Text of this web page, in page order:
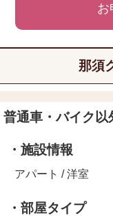
お
那須
普通車・バイク以
・施設情報
アパート / 洋室
・部屋タイプ